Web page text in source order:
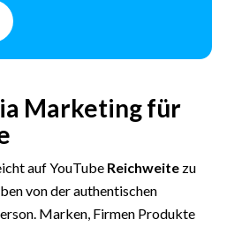
Marketing für
auf YouTube Reichweitezu
von der authentischen
Marken, Firmen Produkte